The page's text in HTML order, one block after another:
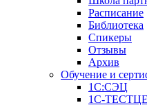
Расписание
Библиотека
Спикеры
Отзывы
Архив
Обучение и
1С:СЭЦ
1С-